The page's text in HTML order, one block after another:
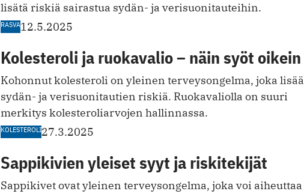
lisätä riskiä sairastua sydän- ja verisuonitauteihin.
RASVA12.5.2025
Kolesteroli ja ruokavalio – näin syöt oikein
Kohonnut kolesteroli on yleinen terveysongelma, joka lisää
sydän- ja verisuonitautien riskiä. Ruokavaliolla on suuri
merkitys kolesteroliarvojen hallinnassa.
KOLESTEROLI27.3.2025
Sappikivien yleiset syyt ja riskitekijät
Sappikivet ovat yleinen terveysongelma, joka voi aiheuttaa